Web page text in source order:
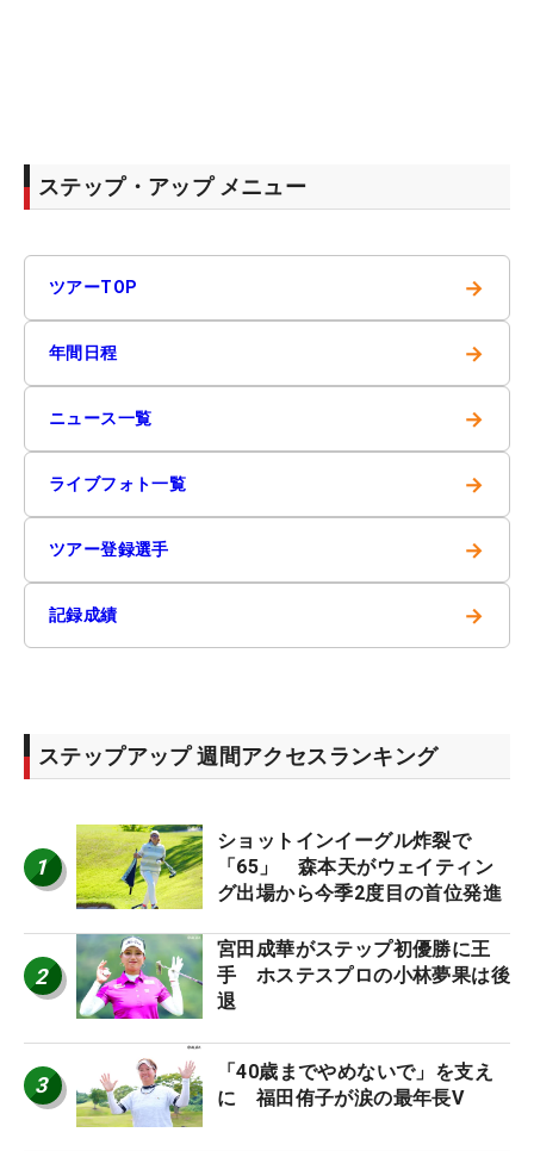
ステップ・アップ メニュー
ツアーTOP →
年間日程 →
ニュース一覧 →
ライブフォト一覧 →
ツアー登録選手 →
記録成績 →
ステップアップ 週間アクセスランキング
1
ショットインイーグル炸裂で
「65」 森本天がウェイティン
グ出場から今季2度目の首位発進
2
宮田成華がステップ初優勝に王
手 ホステスプロの小林夢果は後
退
3
「40歳までやめないで」を支え
に 福田侑子が涙の最年長V